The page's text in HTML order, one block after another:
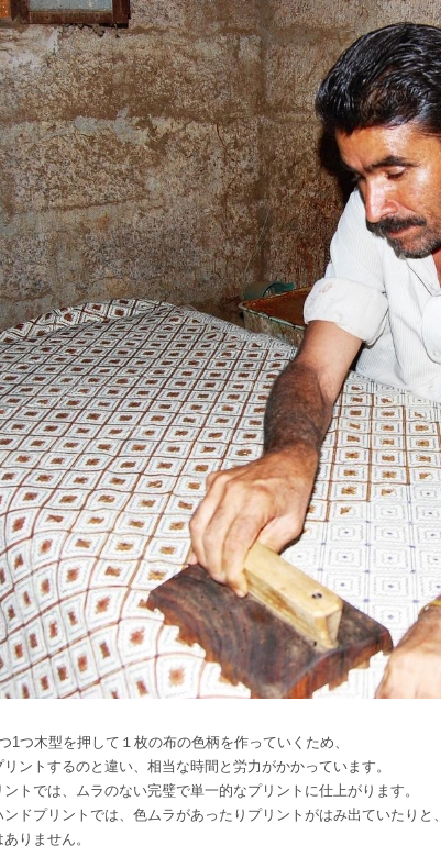
1つ木型を押して１枚の布の色柄を作っていくため、
ントするのと違い、相当な時間と労力がかかっています。
トでは、ムラのない完璧で単一的なプリントに仕上がります。
ドプリントでは、色ムラがあったりプリントがはみ出ていたりと、
りません。